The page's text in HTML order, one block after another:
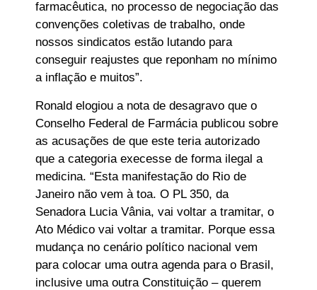
farmacêutica, no processo de negociação das
convenções coletivas de trabalho, onde
nossos sindicatos estão lutando para
conseguir reajustes que reponham no mínimo
a inflação e muitos”.
Ronald elogiou a nota de desagravo que o
Conselho Federal de Farmácia publicou sobre
as acusações de que este teria autorizado
que a categoria execesse de forma ilegal a
medicina. “Esta manifestação do Rio de
Janeiro não vem à toa. O PL 350, da
Senadora Lucia Vânia, vai voltar a tramitar, o
Ato Médico vai voltar a tramitar. Porque essa
mudança no cenário político nacional vem
para colocar uma outra agenda para o Brasil,
inclusive uma outra Constituição – querem